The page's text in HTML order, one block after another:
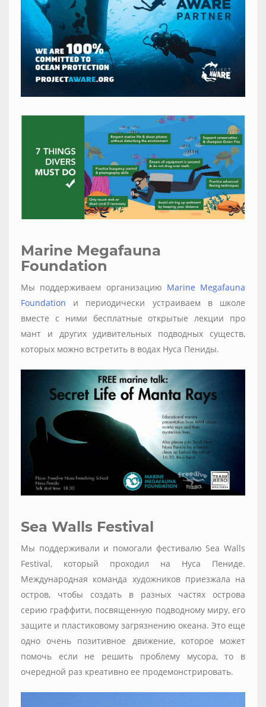
Marine Megafauna
Foundation
Мы поддерживаем организацию Marine Megafauna
Foundation и периодически устраиваем в школе
вместе с ними бесплатные открытые лекции про
мант и других удивительных подводных существ,
которых можно встретить в водах Нуса Пениды.
Sea Walls Festival
Мы поддерживали и помогали фестивалю Sea Walls
Festival, который проходил на Нуса Пениде.
Международная команда художников приезжала на
остров, чтобы создать в разных частях острова
серию граффити, посвященную подводному миру, его
защите и пластиковому загрязнению океана. Это еще
одно очень позитивное движение, которое может
помочь если не решить проблему мусора, то в
очередной раз креативно ее продемонстрировать.